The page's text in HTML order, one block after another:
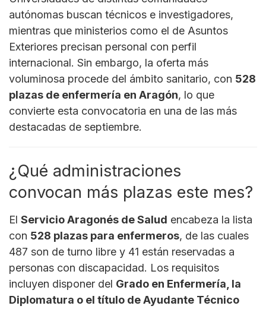
autónomas buscan técnicos e investigadores,
mientras que ministerios como el de Asuntos
Exteriores precisan personal con perfil
internacional. Sin embargo, la oferta más
voluminosa procede del ámbito sanitario, con 528
plazas de enfermería en Aragón, lo que
convierte esta convocatoria en una de las más
destacadas de septiembre.
¿Qué administraciones
convocan más plazas este mes?
El Servicio Aragonés de Salud encabeza la lista
con 528 plazas para enfermeros, de las cuales
487 son de turno libre y 41 están reservadas a
personas con discapacidad. Los requisitos
incluyen disponer del Grado en Enfermería, la
Diplomatura o el título de Ayudante Técnico